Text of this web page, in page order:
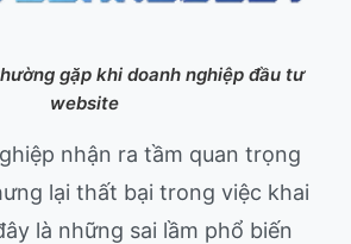
gặp khi doanh nghiệp đầu tư
website
nhận ra tầm quan trọng
lại thất bại trong việc khai
là những sai lầm phổ biến